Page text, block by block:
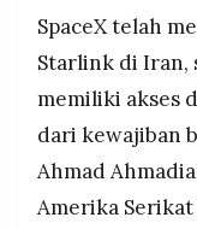
PRAMUDITA
©
Resolusi.co
2026
Iran yang
pendukung
bisa dihukum
SpaceX telah
Starlink di Iran,
memiliki akses
dari kewajiban
Ahmad
Amerika